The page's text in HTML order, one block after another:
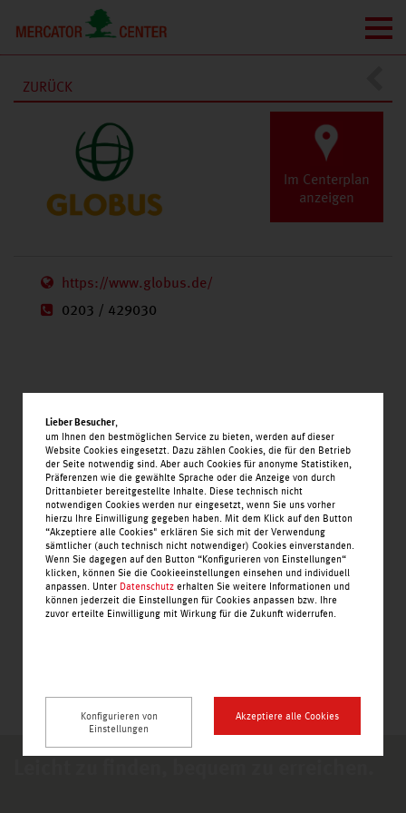
ZURÜCK
Im Centerplan
anzeigen
https://www.globus.de/
0203 / 429030
A-Z
Lieber Besucher,
um Ihnen den bestmöglichen Service zu bieten, werden auf dieser
Website Cookies eingesetzt. Dazu zählen Cookies, die für den Betrieb
der Seite notwendig sind. Aber auch Cookies für anonyme Statistiken,
Präferenzen wie die gewählte Sprache oder die Anzeige von durch
Drittanbieter bereitgestellte Inhalte. Diese technisch nicht
notwendigen Cookies werden nur eingesetzt, wenn Sie uns vorher
hierzu Ihre Einwilligung gegeben haben. Mit dem Klick auf den Button
“Akzeptiere alle Cookies" erklären Sie sich mit der Verwendung
sämtlicher (auch technisch nicht notwendiger) Cookies einverstanden.
Wenn Sie dagegen auf den Button “Konfigurieren von Einstellungen“
klicken, können Sie die Cookieeinstellungen einsehen und individuell
anpassen. Unter Datenschutz erhalten Sie weitere Informationen und
können jederzeit die Einstellungen für Cookies anpassen bzw. Ihre
zuvor erteilte Einwilligung mit Wirkung für die Zukunft widerrufen.
Konfigurieren von
Einstellungen
Akzeptiere alle Cookies